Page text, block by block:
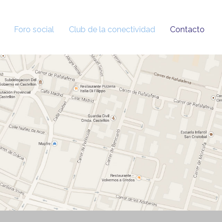
Foro social Club de la conectividad Contacto